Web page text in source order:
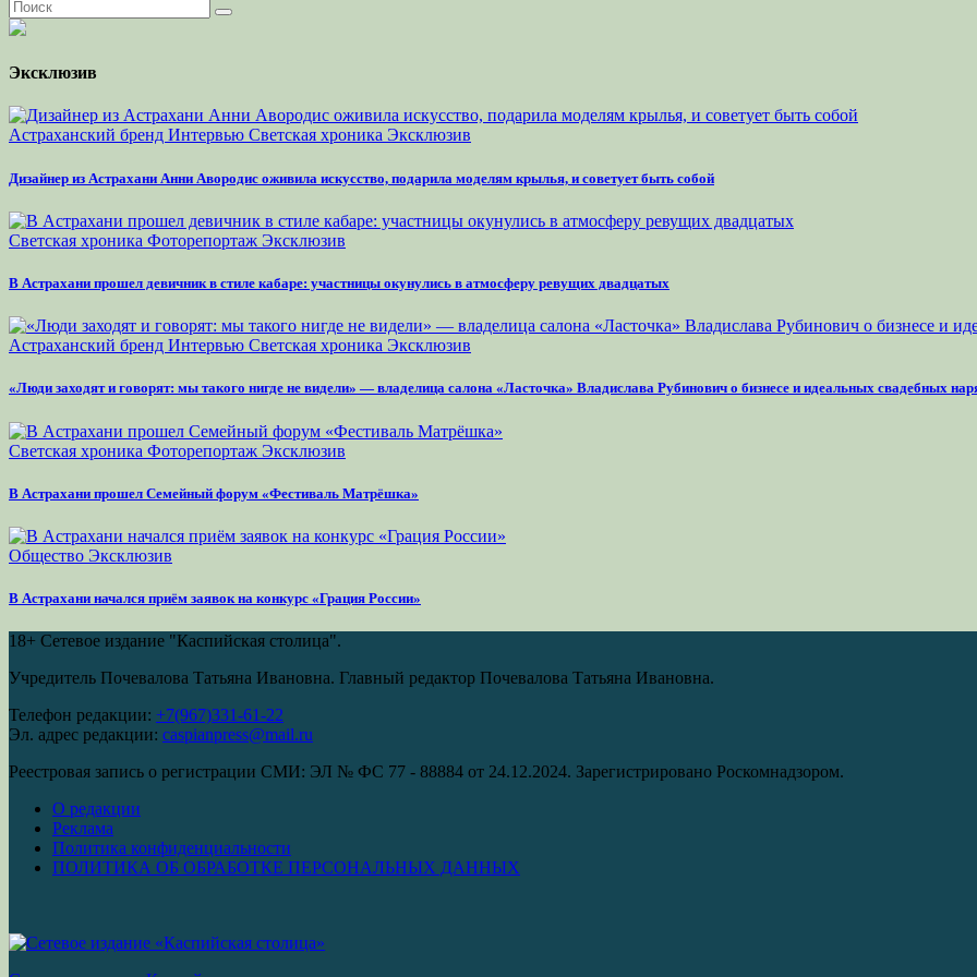
Эксклюзив
Астраханский бренд Интервью Светская хроника Эксклюзив
Дизайнер из Астрахани Анни Авородис оживила искусство, подарила моделям крылья, и советует быть собой
Светская хроника Фоторепортаж Эксклюзив
В Астрахани прошел девичник в стиле кабаре: участницы окунулись в атмосферу ревущих двадцатых
Астраханский бренд Интервью Светская хроника Эксклюзив
«Люди заходят и говорят: мы такого нигде не видели» — владелица салона «Ласточка» Владислава Рубинович о бизнесе и идеальных свадебных
Светская хроника Фоторепортаж Эксклюзив
В Астрахани прошел Семейный форум «Фестиваль Матрёшка»
Общество Эксклюзив
В Астрахани начался приём заявок на конкурс «Грация России»
18+ Сетевое издание "Каспийская столица".
Учредитель Почевалова Татьяна Ивановна. Главный редактор Почевалова Татьяна Ивановна.
Телефон редакции: +7(967)331-61-22
Эл. адрес редакции: caspianpress@mail.ru
Реестровая запись о регистрации СМИ: ЭЛ № ФС 77 - 88884 от 24.12.2024. Зарегистрировано Роскомнадзором.
О редакции
Реклама
Политика конфиденциальности
ПОЛИТИКА ОБ ОБРАБОТКЕ ПЕРСОНАЛЬНЫХ ДАННЫХ